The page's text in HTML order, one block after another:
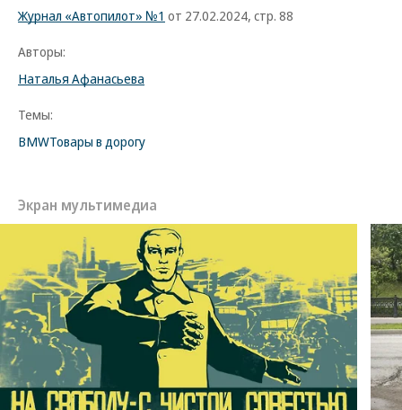
Журнал «Автопилот» №1 от 27.02.2024, стр. 88
Авторы:
Наталья Афанасьева
Темы:
BMWТовары в дорогу
Экран мультимедиа